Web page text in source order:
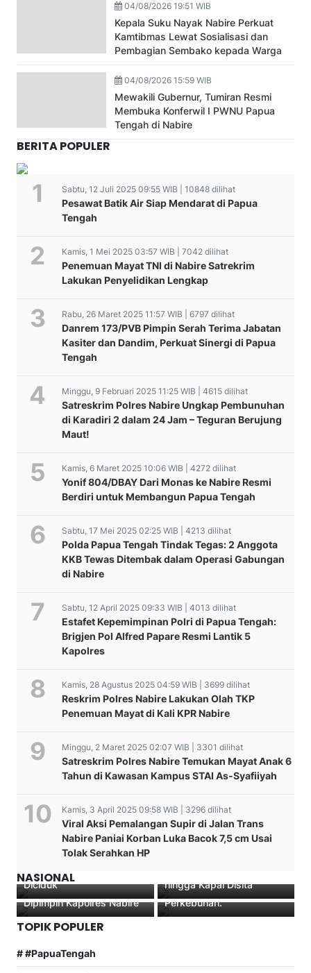
04/08/2026 19:51 WIB
Kepala Suku Nayak Nabire Perkuat
Kamtibmas Lewat Sosialisasi dan
Pembagian Sembako kepada Warga
04/08/2026 15:59 WIB
Mewakili Gubernur, Tumiran Resmi
Membuka Konferwil I PWNU Papua
Tengah di Nabire
BERITA POPULER
Sabtu, 12 Juli 2025 09:55 WIB | 10848 dilihat
Pesawat Batik Air Siap Mendarat di Papua
Tengah
Kamis, 1 Mei 2025 03:57 WIB | 7042 dilihat
Penemuan Mayat TNI di Nabire Satrekrim
Lakukan Penyelidikan Lengkap
Rabu, 26 Maret 2025 11:57 WIB | 6797 dilihat
Danrem 173/PVB Pimpin Serah Terima Jabatan
Kasiter dan Dandim, Perkuat Sinergi di Papua
Tengah
Minggu, 9 Februari 2025 11:25 WIB | 4615 dilihat
Satreskrim Polres Nabire Ungkap Pembunuhan
di Karadiri 2 dalam 24 Jam – Teguran Berujung
Maut!
Kamis, 6 Maret 2025 10:06 WIB | 4272 dilihat
Yonif 804/DBAY Dari Monas ke Nabire Resmi
Berdiri untuk Membangun Papua Tengah
Sabtu, 17 Mei 2025 02:25 WIB | 4213 dilihat
Polda Papua Tengah Tindak Tegas: 2 Anggota
KKB Tewas Ditembak dalam Operasi Gabungan
di Nabire
Sabtu, 12 April 2025 09:33 WIB | 4013 dilihat
Estafet Kepemimpinan Polri di Papua Tengah:
Brigjen Pol Alfred Papare Resmi Lantik 5
Kapolres
Kamis, 28 Agustus 2025 04:59 WIB | 3699 dilihat
Reskrim Polres Nabire Lakukan Olah TKP
Penemuan Mayat di Kali KPR Nabire
Minggu, 2 Maret 2025 02:07 WIB | 3301 dilihat
Satreskrim Polres Nabire Temukan Mayat Anak 6
Tahun di Kawasan Kampus STAI As-Syafiiyah
Kamis, 3 April 2025 09:58 WIB | 3296 dilihat
Viral Aksi Pemalangan Supir di Jalan Trans
Nabire Paniai Korban Luka Bacok 7,5 cm Usai
Tolak Serahkan HP
NASIONAL
Mencuri 10 Karung
Diciduk
Geger! Tambang Ilegal
hingga Kapal Disita
Upacara Sertijab Kasat
dan Kapolsek di Nabire
Dipimpin Kapolres Nabire
Giat Pemeliharaan Spot
Perkebunan.
TOPIK POPULER
# #PapuaTengah